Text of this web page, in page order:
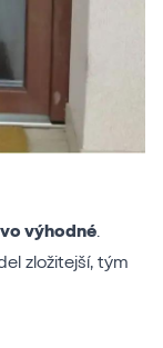
výhodné
zložitejší, tým